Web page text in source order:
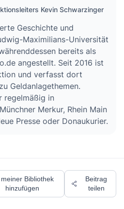
Kevin Schwarzinger
Geschichte und
Maximilians-Universität
bereits als
angestellt. Seit 2016 ist
und verfasst dort
Geldanlagethemen.
regelmäßig in
Merkur, Rhein Main
Presse oder Donaukurier.
Bibliothek
hinzufügen
Beitrag
teilen